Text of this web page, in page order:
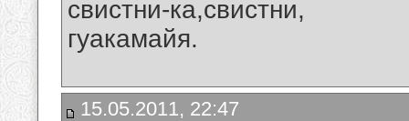
свистни-ка,свистни,
гуакамайя.
15.05.2011, 22:47